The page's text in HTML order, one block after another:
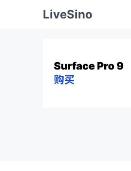
LiveSino